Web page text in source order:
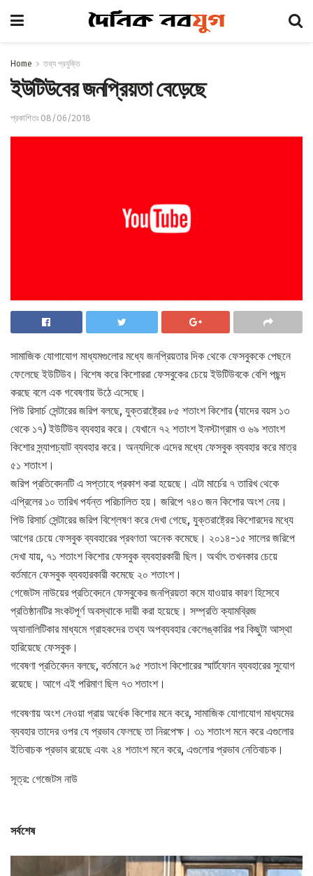
Home তথ্য প্রযুক্তি
ইউটিউবের জনপ্রিয়তা বেড়েছে
প্রকাশিতঃ 08/06/2018
সামাজিক যোগাযোগ মাধ্যমগুলোর মধ্যে জনপ্রিয়তার দিক থেকে ফেসবুককে পেছনে
ফেলেছে ইউটিউব। বিশেষ করে কিশোররা ফেসবুকের চেয়ে ইউটিউবকে বেশি পছন্দ
করছে বলে এক গবেষণায় উঠে এসেছে।
পিউ রিসার্চ সেন্টারের জরিপ বলছে, যুক্তরাষ্ট্রের ৮৫ শতাংশ কিশোর (যাদের বয়স ১৩
থেকে ১৭) ইউটিউব ব্যবহার করে। যেখানে ৭২ শতাংশ ইনস্টাগ্রাম ও ৬৯ শতাংশ
কিশোর স্ন্যাপচ্যাট ব্যবহার করে। অন্যদিকে এদের মধ্যে ফেসবুক ব্যবহার করে মাত্র
৫১ শতাংশ।
জরিপ প্রতিবেদনটি এ সপ্তাহে প্রকাশ করা হয়েছে। এটা মার্চের ৭ তারিখ থেকে
এপ্রিলের ১০ তারিখ পর্যন্ত পরিচালিত হয়। জরিপে ৭৪৩ জন কিশোর অংশ নেয়।
পিউ রিসার্চ সেন্টারের জরিপ বিশ্লেষণ করে দেখা গেছে, যুক্তরাষ্ট্রের কিশোরদের মধ্যে
আগের চেয়ে ফেসবুক ব্যবহারের প্রবণতা অনেক কমেছে। ২০১৪-১৫ সালের জরিপে
দেখা যায়, ৭১ শতাংশ কিশোর ফেসবুক ব্যবহারকারী ছিল। অর্থাৎ তখনকার চেয়ে
বর্তমানে ফেসবুক ব্যবহারকারী কমেছে ২০ শতাংশ।
গেজেটস নাউয়ের প্রতিবেদনে ফেসবুকের জনপ্রিয়তা কমে যাওয়ার কারণ হিসেবে
প্রতিষ্ঠানটির সংকটপূর্ণ অবস্থাকে দায়ী করা হয়েছে। সম্প্রতি ক্যামব্রিজ
অ্যানালিটিকার মাধ্যমে গ্রাহকদের তথ্য অপব্যবহার কেলেঙ্কারির পর কিছুটা আস্থা
হারিয়েছে ফেসবুক।
গবেষণা প্রতিবেদন বলছে, বর্তমানে ৯৫ শতাংশ কিশোরের স্মার্টফোন ব্যবহারের সুযোগ
রয়েছে। আগে এই পরিমাণ ছিল ৭৩ শতাংশ।
গবেষণায় অংশ নেওয়া প্রায় অর্ধেক কিশোর মনে করে, সামাজিক যোগাযোগ মাধ্যমের
ব্যবহার তাদের ওপর যে প্রভাব ফেলছে তা নিরপেক্ষ। ৩১ শতাংশ মনে করে এগুলোর
ইতিবাচক প্রভাব রয়েছে এবং ২৪ শতাংশ মনে করে, এগুলোর প্রভাব নেতিবাচক।
সূত্র: গেজেটস নাউ
সর্বশেষ